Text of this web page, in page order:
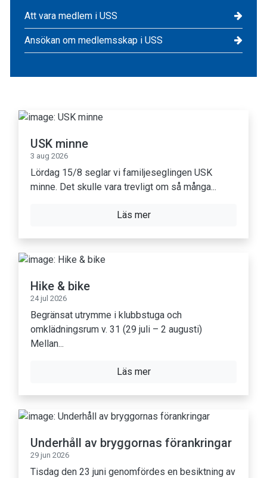
Att vara medlem i USS
Ansökan om medlemsskap i USS
USK minne
3 aug 2026
Lördag 15/8 seglar vi familjeseglingen USK
minne. Det skulle vara trevligt om så många...
Läs mer
Hike & bike
24 jul 2026
Begränsat utrymme i klubbstuga och
omklädningsrum v. 31 (29 juli – 2 augusti)
Mellan...
Läs mer
Underhåll av bryggornas förankringar
29 jun 2026
Tisdag den 23 juni genomfördes en besiktning av